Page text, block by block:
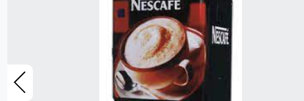
- ყავის და სნექის აპარატები